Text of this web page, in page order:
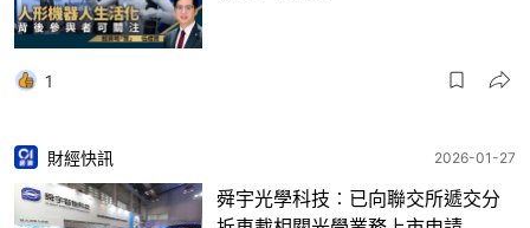
1
財經快訊 2026-01-27
舜宇光學科技︰已向聯交所遞交分